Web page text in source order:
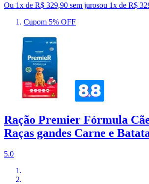
Ou 1x de R$ 329,90 sem jurosou 1x de R$
Cupom 5% OFF
Ração Premier Fórmula
Raças gandes Carne e
5.0